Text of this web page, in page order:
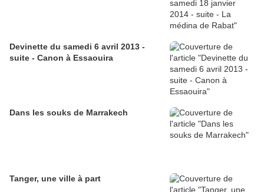
Devinette du samedi 6 avril 2013 -
suite - Canon à Essaouira
Dans les souks de Marrakech
Tanger, une ville à part